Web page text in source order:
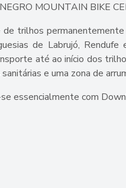
MOUNTAIN BIKE
trilhos
de Labrujó,
até ao início dos
e uma zona de
essencialmente com